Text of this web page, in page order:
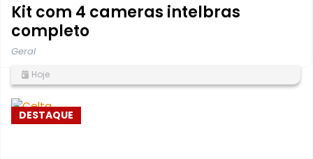
Kit com 4 cameras intelbras
completo
Geral
Hoje
DESTAQUE